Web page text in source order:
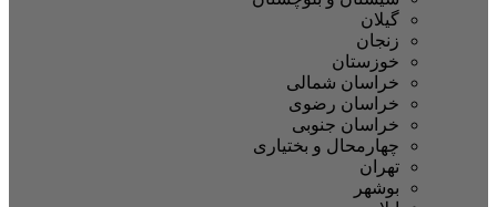
گیلان
زنجان
خوزستان
خراسان شمالی
خراسان رضوی
خراسان جنوبی
چهارمحال و بختیاری
تهران
بوشهر